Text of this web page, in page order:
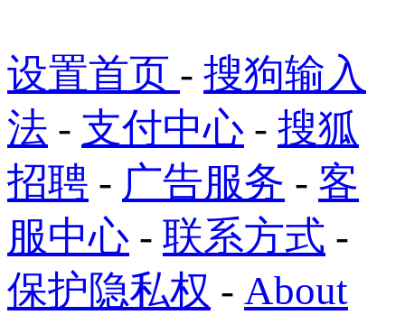
设置首页 - 搜狗输入
法 - 支付中心 - 搜狐
招聘 - 广告服务 - 客
服中心 - 联系方式 -
保护隐私权 - About